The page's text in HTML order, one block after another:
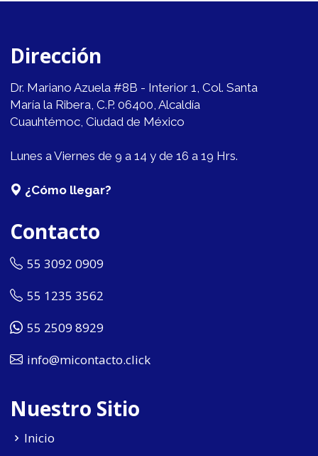
Dirección
Dr. Mariano Azuela #8B - Interior 1, Col. Santa
María la Ribera, C.P. 06400, Alcaldía
Cuauhtémoc, Ciudad de México
Lunes a Viernes de 9 a 14 y de 16 a 19 Hrs.
¿Cómo llegar?
Contacto
55 3092 0909
55 1235 3562
55 2509 8929
info@micontacto.click
Nuestro Sitio
Inicio